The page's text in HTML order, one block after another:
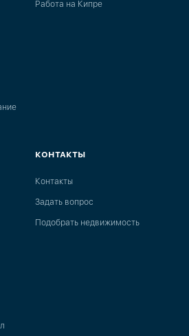
Работа на Кипре
КОНТАКТЫ
Контакты
Задать вопрос
Подобрать недвижимость